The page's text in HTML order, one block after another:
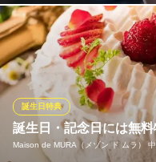
東京都中野区東中野4-9-1
お誕生日・記念日にサプラ
セージを付ける事が可能で
おもてなしにスタッフもで
軽に店舗までお問合せくだ
キャンティ・ピエトラ
イタリアンとワイン
地下鉄丸ノ内線中野坂上
誕生日・記念日には無
Maison de MURA（メゾン ド ムラ）
誕生日特典